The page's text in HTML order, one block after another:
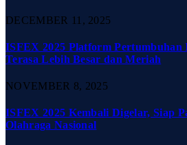
DECEMBER 11, 2025
ISFEX 2025 Platform
Terasa Lebih Besar dan Meriah
NOVEMBER 8, 2025
ISFEX 2025 Kembali Digelar, Siap
Olahraga Nasional